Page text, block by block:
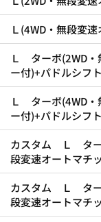
Ｌ(4WD・無段変
Ｌ ターボ(2WD・
ー付)+パドルシフ
Ｌ ターボ(4WD・
ー付)+パドルシフ
カスタム Ｌ ター
段変速オートマチ
カスタム Ｌ ター
段変速オートマチ